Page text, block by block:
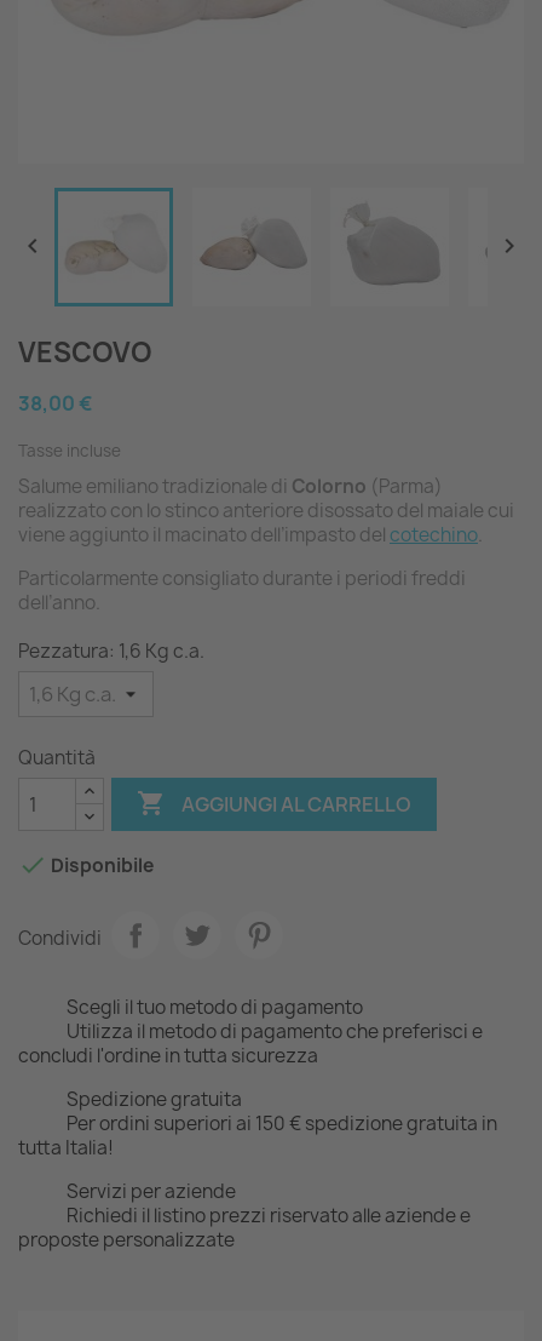
 
VESCOVO
38,00 €
Tasse incluse
Salume emiliano tradizionale di Colorno (Parma)
realizzato con lo stinco anteriore disossato del maiale cui
viene aggiunto il macinato dell’impasto del cotechino.
Particolarmente consigliato durante i periodi freddi
dell’anno.
Pezzatura: 1,6 Kg c.a.
Quantità
 AGGIUNGI AL CARRELLO
 Disponibile
Condividi
Scegli il tuo metodo di pagamento
Utilizza il metodo di pagamento che preferisci e
concludi l'ordine in tutta sicurezza
Spedizione gratuita
Per ordini superiori ai 150 € spedizione gratuita in
tutta Italia!
Servizi per aziende
Richiedi il listino prezzi riservato alle aziende e
proposte personalizzate